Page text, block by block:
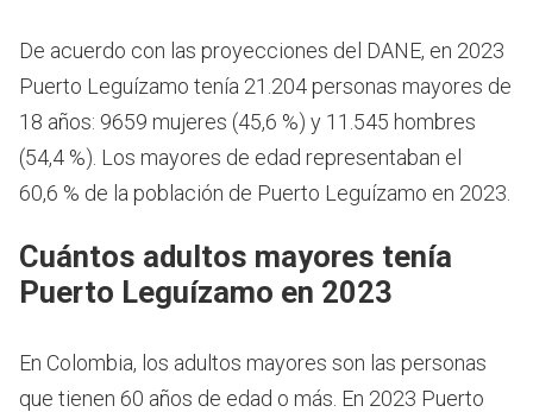
De acuerdo con las proyecciones del DANE, en 2023
Puerto Leguízamo tenía 21.204 personas mayores de
18 años: 9659 mujeres (45,6 %) y 11.545 hombres
(54,4 %). Los mayores de edad representaban el
60,6 % de la población de Puerto Leguízamo en 2023.
Cuántos adultos mayores tenía
Puerto Leguízamo en 2023
En Colombia, los adultos mayores son las personas
que tienen 60 años de edad o más. En 2023 Puerto